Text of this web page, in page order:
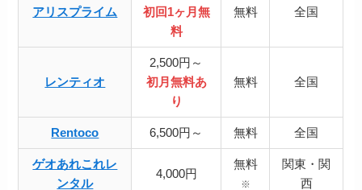
アリスプライム
初回1ヶ月無
料
無料 全国
レンティオ
2,500円～
初月無料あ
り
無料 全国
Rentoco 6,500円～ 無料 全国
ゲオあれこれレ
ンタル
4,000円
無料
※
関東・関
西